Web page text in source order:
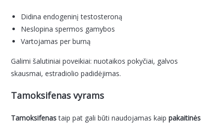
Didina endogeninį testosteroną
Neslopina spermos gamybos
Vartojamas per burną
Galimi šalutiniai poveikiai: nuotaikos pokyčiai, galvos
skausmai, estradiolio padidėjimas.
Tamoksifenas vyrams
Tamoksifenastaip pat gali būti naudojamas kaippakaitinės